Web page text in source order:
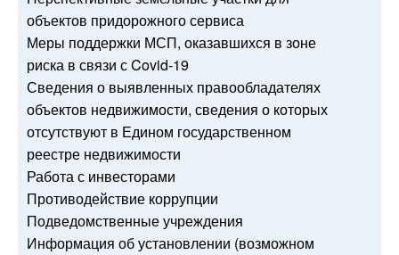
объектов придорожного сервиса
Меры поддержки МСП, оказавшихся в зоне
риска в связи с Covid-19
Сведения о выявленных правообладателях
объектов недвижимости, сведения о которых
отсутствуют в Едином государственном
реестре недвижимости
Работа с инвесторами
Противодействие коррупции
Подведомственные учреждения
Информация об установлении (возможном